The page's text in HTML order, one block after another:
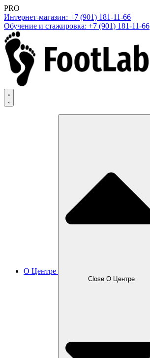
PRO
Интернет-магазин: +7 (901) 181-11-66
Обучение и стажировка: +7 (901) 181-11-66
О Центре
Close О Центре